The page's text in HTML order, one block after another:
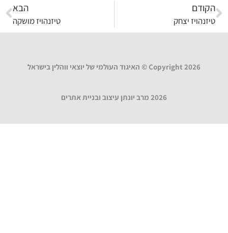
הקודם
טיזנהויז יצחק
הבא
טיזנהויז מושקה
Copyright 2026 © האיגוד העולמי של יוצאי ווהלין בישראל
2026 מרב יונתן עיצוב ובניית אתרים